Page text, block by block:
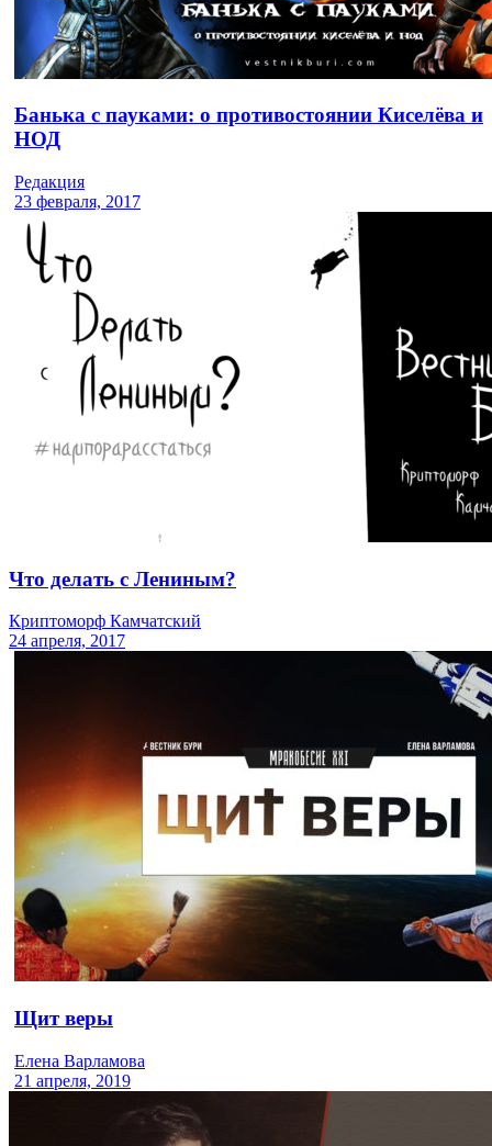
Банька с пауками: о противостоянии Киселёва и
НОД
Редакция
23 февраля, 2017
Что делать с Лениным?
Криптоморф Камчатский
24 апреля, 2017
Щит веры
Елена Варламова
21 апреля, 2019